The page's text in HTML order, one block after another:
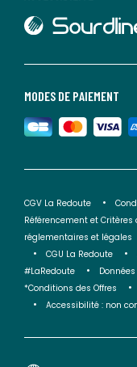
MODES DE PAIEMENT
lien vers Sourdline
CGV La Redoute
Référencement et
réglementaires et légales
CGU La Redoute
#LaRedoute
*Conditions des Offres
Accessibilité : non